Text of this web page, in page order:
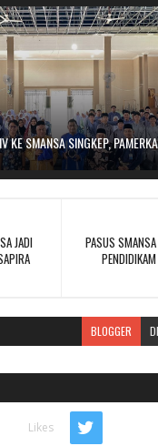
KE SMANSA SINGKEP,
PASUS
JADI
BLOGGER
Likes